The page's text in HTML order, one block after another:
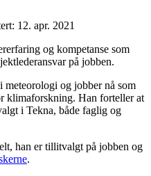
12. apr. 2021
og kompetanse som
på jobben.
meteorologi og jobber nå som
klimaforskning. Han forteller at
i Tekna, både faglig og
han er tillitvalgt på jobben og
.